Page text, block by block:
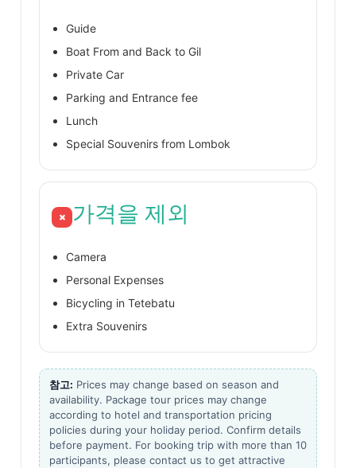
Guide​
Boat From and Back to Gil
Private Car​
Parking and Entrance fee​
Lunch​
Special Souvenirs from Lombok​
× 가격을 제외
Camera​
Personal Expenses​
Bicycling in Tetebatu​
Extra Souvenirs​
참고: Prices may change based on season and
availability. Package tour prices may change
according to hotel and transportation pricing
policies during your holiday period. Confirm details
before payment. For booking trip with more than 10
participants, please contact us to get attractive